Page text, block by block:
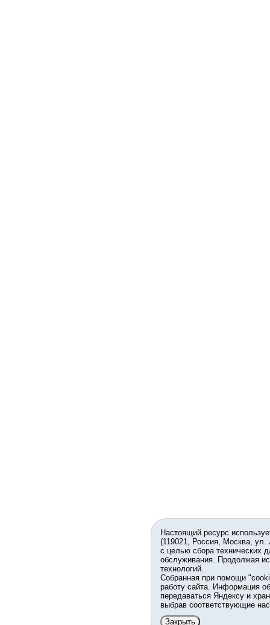
Настоящий ресурс
(119021, Россия, Москва,
с целью сбора технических
обслуживания. Продолжая
технологий.
Собранная при помощи
работу сайта. Информация
передаваться Яндексу и
выбрав соответствующие
Закрыть